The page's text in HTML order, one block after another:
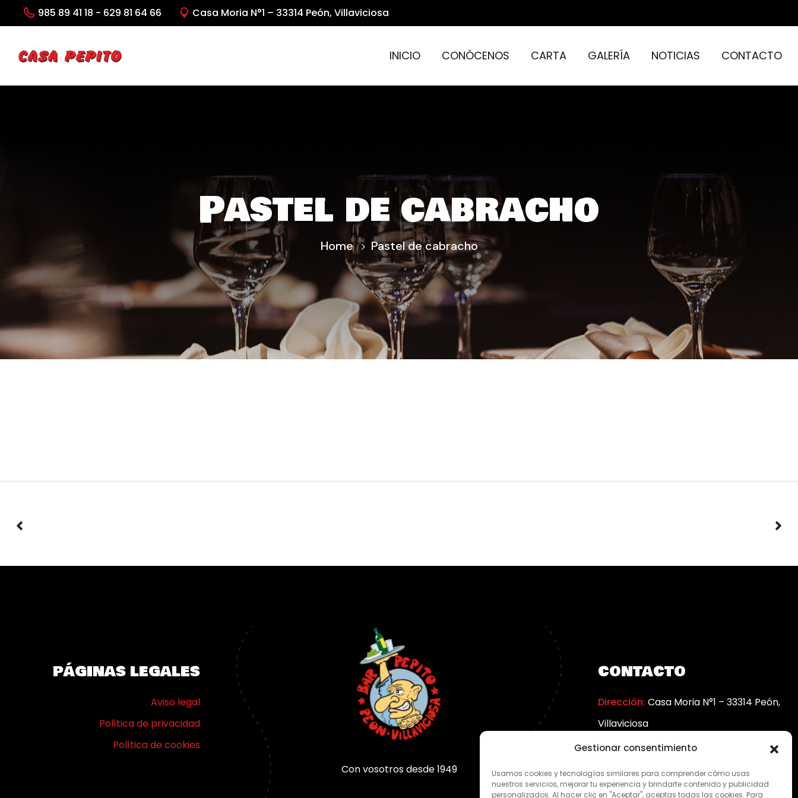
Gestionar consentimiento
Usamos cookies y tecnologías similares para comprender cómo usas
nuestros servicios, mejorar tu experiencia y brindarte contenido y publicidad
personalizados. Al hacer clic en "Aceptar", aceptas todas las cookies. Para
985 89 41 18 - 629 81 64 66 Casa Moria N°1 – 33314 Peón, Villaviciosa
INICIO CONÓCENOS CARTA GALERÍA NOTICIAS CONTACTO
Pastel de cabracho
Home Pastel de cabracho
PÁGINAS LEGALES
Aviso legal
Política de privacidad
Política de cookies
Con vosotros desde 1949
CONTACTO
Dirección: Casa Moria N°1 – 33314 Peón,
Villaviciosa
Teléfono:985 89 41 18 | 629 81 64 66